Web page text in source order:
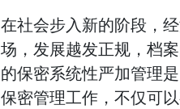
在社会步入新的阶段，
场，发展越发正规，档
的保密系统性严加管理
保密管理工作，不仅可